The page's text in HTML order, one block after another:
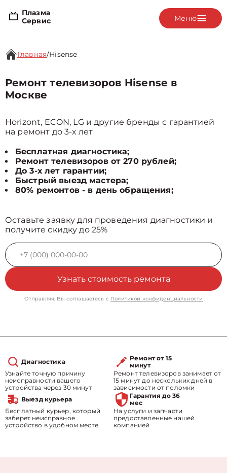
Плазма
Сервис
Меню
Главная/Hisense
Ремонт телевизоров Hisense в
Москве
Horizont, ECON, LG и другие бренды с гарантией
на ремонт до 3-х лет
Бесплатная диагностика;
Ремонт телевизоров от 270 рублей;
До 3-х лет гарантии;
Быстрый выезд мастера;
80% ремонтов - в день обращения;
Оставьте заявку для проведения диагностики и
получите скидку до 25%
Узнать стоимость ремонта
Отправляя, Вы соглашаетесь с Политикой конфиденциальности
Диагностика
Узнайте точную причину
неисправности вашего
устройства через 30 минут
Ремонт от 15
минут
Ремонт телевизоров занимает от
15 минут до нескольких дней в
зависимости от поломки
Выезд курьера
Бесплатный курьер, который
заберет неисправное
устройство в удобном месте.
Гарантия до 36
мес
На услуги и запчасти
предоставленные нашей
компанией